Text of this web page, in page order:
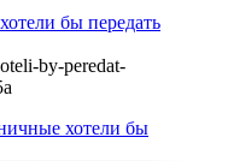
бы передать
by-peredat-
хотели бы